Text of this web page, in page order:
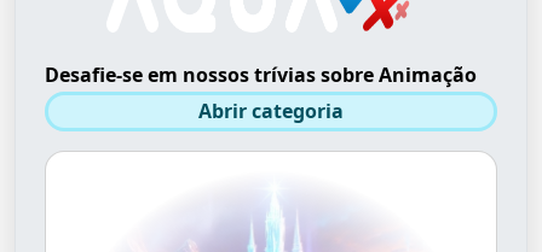
Desafie-se em nossos trívias sobre Animação
Abrir categoria